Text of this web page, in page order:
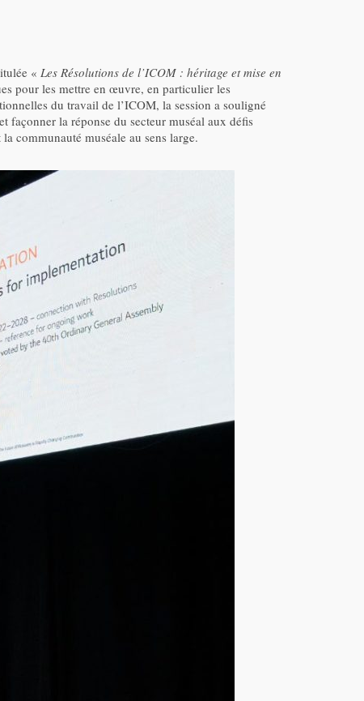
« Les Résolutions de l’ICOM : héritage et mise en
pour les mettre en œuvre, en particulier les
du travail de l’ICOM, la session a souligné
la réponse du secteur muséal aux défis
communauté muséale au sens large.